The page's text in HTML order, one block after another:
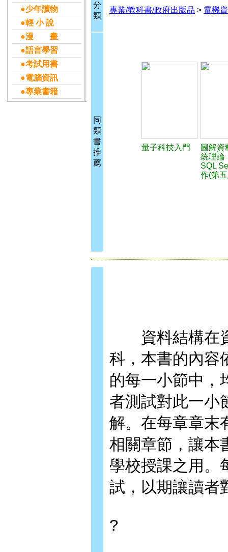
●少年讀物
●輕 小 說
●漫 畫
●語言學習
●考試用書
●電腦資訊
●專業書籍
分
類
專業/教科書/政府出版品 > 電機
同
類
書
推
薦
量子科技入門
圖解資
統理論
SQL
作(第
資料結構在資
科，本書的內容
的每一小節中，
者測試對此一小
解。在每章章末
相關章節，讓本
學校授課之用。
試，以期讓讀者
?